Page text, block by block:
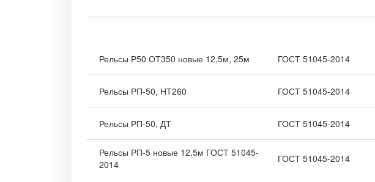
Рельсы Р50 ОТ350 новые 12,5м, 25м ГОСТ 51045-2014
Рельсы РП-50, НТ260 ГОСТ 51045-2014
Рельсы РП-50, ДТ ГОСТ 51045-2014
Рельсы РП-5 новые 12,5м ГОСТ 51045-
2014
ГОСТ 51045-2014